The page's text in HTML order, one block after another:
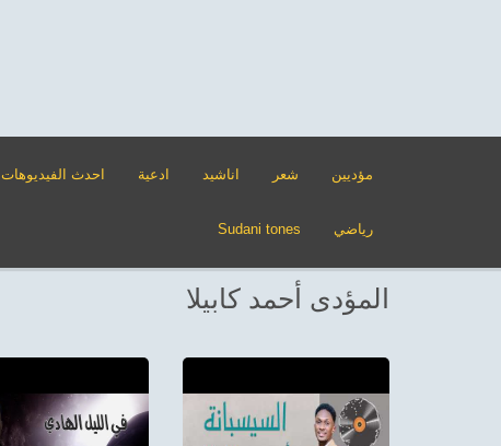
مؤديين شعر اناشيد ادعية احدث الفيديوهات
رياضي Sudani tones
المؤدى أحمد كابيلا